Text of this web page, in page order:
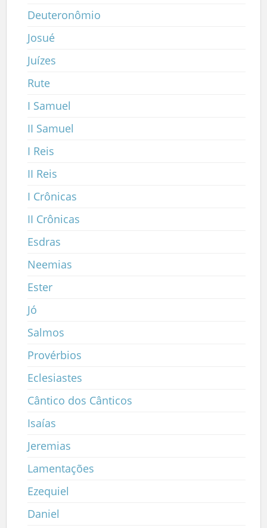
Deuteronômio
Josué
Juízes
Rute
I Samuel
II Samuel
I Reis
II Reis
I Crônicas
II Crônicas
Esdras
Neemias
Ester
Jó
Salmos
Provérbios
Eclesiastes
Cântico dos Cânticos
Isaías
Jeremias
Lamentações
Ezequiel
Daniel